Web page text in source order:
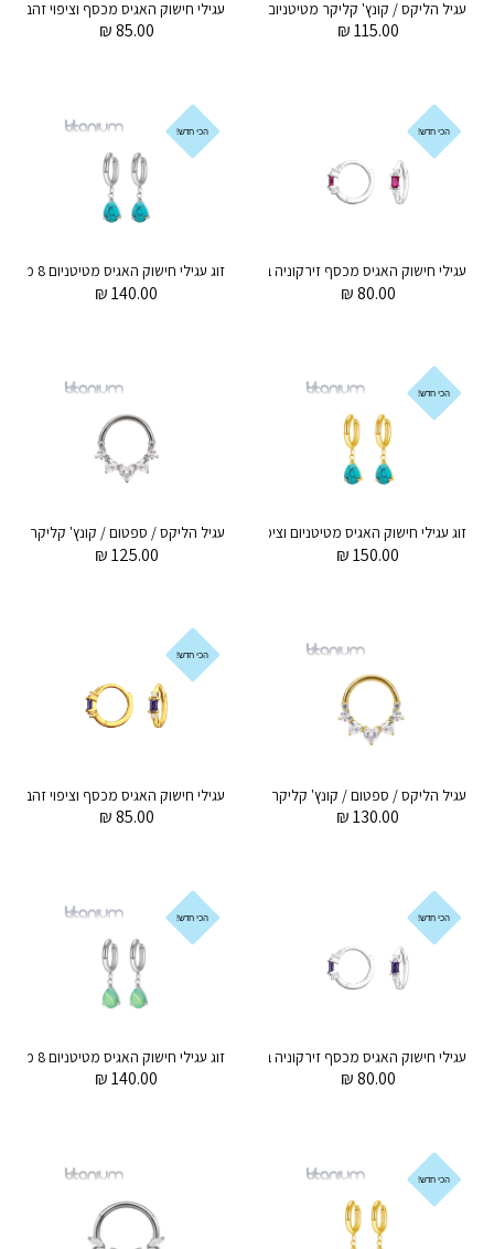
עגיל הליקס / קונץ' קליקר מטיטניום וציפוי זהב 1.2 * 10 / 8 מ"מ זירקונים ירוקים ופרמידות
115.00
₪
85.00
₪
הכי חדש!
עגילי חישוק האגיס מכסף זירקוניה באגט ורוד פוקסיה וקריסטלים לבנים
80.00
₪
הכי חדש!
140.00
₪
הכי חדש!
150.00
₪
125.00
₪
עגיל הליקס / ספטום / קונץ' קליקר מטיטניום וציפוי זהב 1.2 * 8 / 10 מ"מ זירקונים לבבות לבנים
130.00
₪
הכי חדש!
85.00
₪
הכי חדש!
עגילי חישוק האגיס מכסף זירקוניה באגט סגול וקריסטלים לבנים
80.00
₪
הכי חדש!
140.00
₪
הכי חדש!